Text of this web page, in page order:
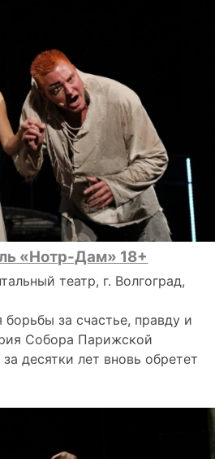
«Нотр-Дам» 18+
театр, г. Волгоград,
за счастье, правду и
Собора Парижской
десятки лет вновь обретет